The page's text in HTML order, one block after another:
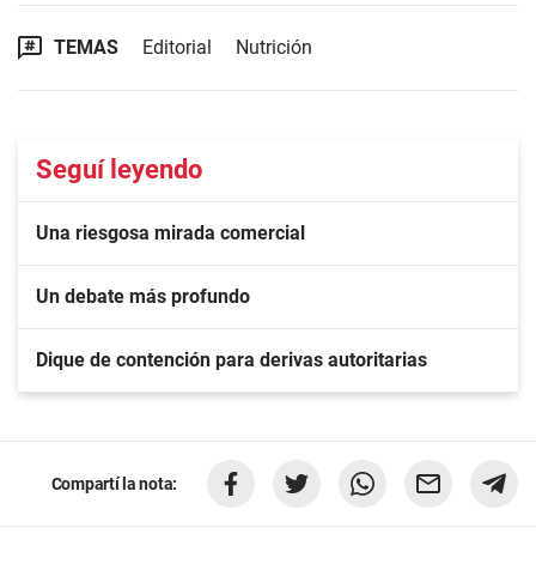
TEMAS Editorial Nutrición
Seguí leyendo
Una riesgosa mirada comercial
Un debate más profundo
Dique de contención para derivas autoritarias
Compartí la nota: